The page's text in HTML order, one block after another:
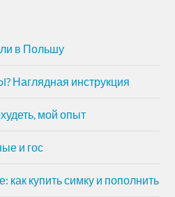
в Польшу
Наглядная инструкция
мой опыт
и гос
как купить симку и пополнить